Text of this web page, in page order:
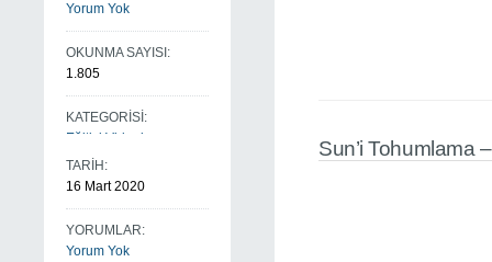
Yorum Yok
OKUNMA SAYISI:
1.805
KATEGORİSİ:
Eğitici Videolarım
TARİH:
16 Mart 2020
YORUMLAR:
Yorum Yok
Sun’i Tohumlama